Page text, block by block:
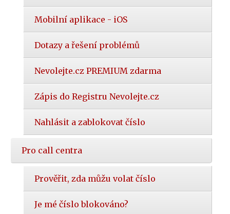
Mobilní aplikace - iOS
Dotazy a řešení problémů
Nevolejte.cz PREMIUM zdarma
Zápis do Registru Nevolejte.cz
Nahlásit a zablokovat číslo
Pro call centra
Prověřit, zda můžu volat číslo
Je mé číslo blokováno?